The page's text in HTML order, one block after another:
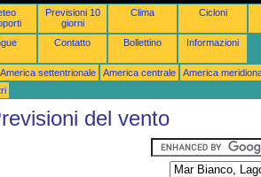
Previsioni 10
giorni
Clima Cicloni
Contatto Bollettino Informazioni
America settentrionale America centrale
America
del vento